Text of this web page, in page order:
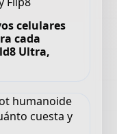
celulares
cada
Ultra,